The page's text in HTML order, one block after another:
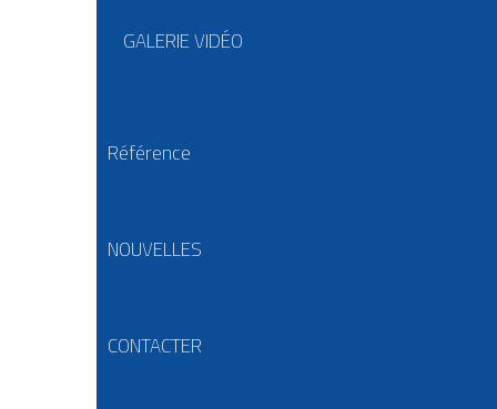
GALERIE VIDÉO
Référence
NOUVELLES
CONTACTER